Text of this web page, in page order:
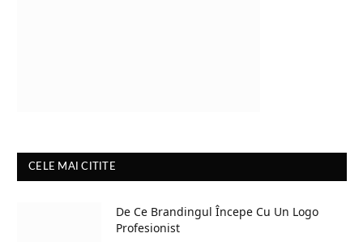
CELE MAI CITITE
De Ce Brandingul Începe Cu Un Logo
Profesionist